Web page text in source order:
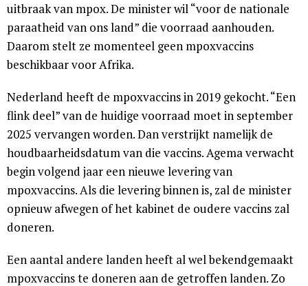
uitbraak van mpox. De minister wil “voor de nationale
paraatheid van ons land” die voorraad aanhouden.
Daarom stelt ze momenteel geen mpoxvaccins
beschikbaar voor Afrika.
Nederland heeft de mpoxvaccins in 2019 gekocht. “Een
flink deel” van de huidige voorraad moet in september
2025 vervangen worden. Dan verstrijkt namelijk de
houdbaarheidsdatum van die vaccins. Agema verwacht
begin volgend jaar een nieuwe levering van
mpoxvaccins. Als die levering binnen is, zal de minister
opnieuw afwegen of het kabinet de oudere vaccins zal
doneren.
Een aantal andere landen heeft al wel bekendgemaakt
mpoxvaccins te doneren aan de getroffen landen. Zo